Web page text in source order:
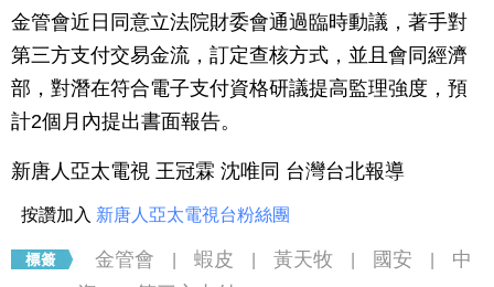
金管會近日同意立法院財委會通過臨時動議，著手對
第三方支付交易金流，訂定查核方式，並且會同經濟
部，對潛在符合電子支付資格研議提高監理強度，預
計2個月內提出書面報告。
新唐人亞太電視 王冠霖 沈唯同 台灣台北報導
按讚加入 新唐人亞太電視台粉絲團
金管會 蝦皮 黃天牧 國安
中